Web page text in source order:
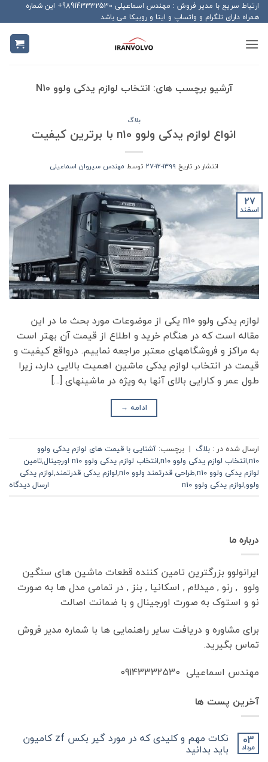
Skip
to
content
ارتباط سریع با مدیر فروش : مهندس اسماعیلی 989143332530+ این شماره
همراه دارای تلگرام و واتساپ و ایتا و روبیکا می باشد
آرشیو برچسب های: انتخاب لوازم یدکی ولوو N10
بلاگ
انواع لوازم یدکی ولوو n10 با برترین کیفیت
انتشار در تاریخ 1399-12-27 توسط مهندس سیروان اسماعیلی
27
اسفند
لوازم یدکی ولوو n10 یکی از موضوعات مورد بحث ما در این
مقاله است که در هنگام خرید و اطلاع از قیمت آن بهتر است
به مراکز و فروشگاه­های معتبر مراجعه نماییم. درواقع کیفیت و
قیمت در انتخاب لوازم یدکی ماشین اهمیت بالایی دارد، زیرا
طول عمر و کارایی بالای آن­ها به ویژه در ماشین­های […]
ادامه →
ارسال شده در : بلاگ | برچسب: آشنایی با قیمت ­های لوازم یدکی ولوو
n10
,انتخاب لوازم یدکی ولوو n10 ,انتخاب لوازم یدکی ولوو n10 اورجینال ,تامین
لوازم یدکی ولوو n10
,طراحی قدرتمند ولوو n10 ,لوازم یدکی قدرتمند,لوازم یدکی
ولوو,لوازم یدکی ولوو n10 ارسال دیدگاه
درباره ما
ایرانولوو بزرگترین تامین کننده قطعات ماشین های سنگین
ولوو , رنو , میدلام , اسکانیا , بنز , در تمامی مدل ها به صورت
نو و استوک به صورت اورجینال و با ضمانت اصالت
برای مشاوره و دریافت سایر راهنمایی ها با شماره مدیر فروش
تماس بگیرید.
مهندس اسماعیلی 09143332530
آخرین پست ها
03
مرداد
نکات مهم و کلیدی که در مورد گیر بکس zf کامیون
باید بدانید